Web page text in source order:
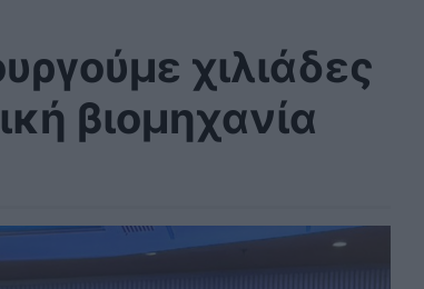
χιλιάδες
βιομηχανία